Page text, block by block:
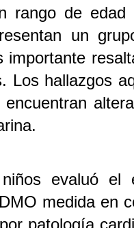
rango de
un
importante
Los hallazgos
evaluó el
medida en
patología